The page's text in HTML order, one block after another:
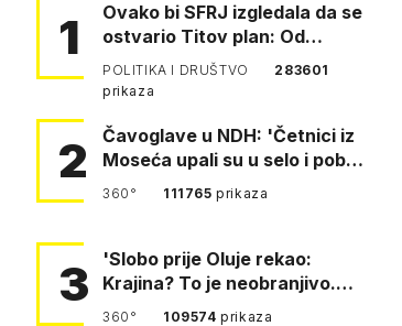
1
Ovako bi SFRJ izgledala da se
ostvario Titov plan: Od
Klagenfurta do Istanbula!
POLITIKA I DRUŠTVO
283601
prikaza
2
Čavoglave u NDH: 'Četnici iz
Moseća upali su u selo i pobili
obitelj Perković'
360° 111765prikaza
3
'Slobo prije Oluje rekao:
Krajina? To je neobranjivo.
Tuđmana zvao Krivousti'
360° 109574prikaza